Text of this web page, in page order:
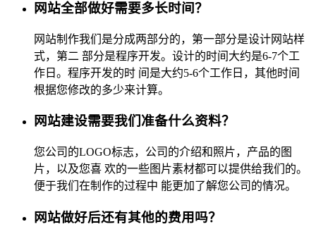
网站全部做好需要多长时间？
网站制作我们是分成两部分的，第一部分是设计网站样
式，第二 部分是程序开发。设计的时间大约是6-7个工
作日。程序开发的时 间是大约5-6个工作日，其他时间
根据您修改的多少来计算。
网站建设需要我们准备什么资料？
您公司的LOGO标志，公司的介绍和照片，产品的图
片，以及您喜 欢的一些图片素材都可以提供给我们的。
便于我们在制作的过程中 能更加了解您公司的情况。
网站做好后还有其他的费用吗？